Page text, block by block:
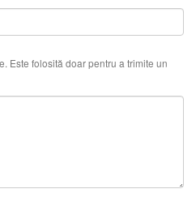
Este folosită doar pentru a trimite un